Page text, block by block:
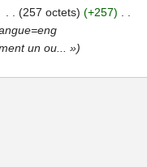
. . (257 octets) (+257) . .
un ou... »)